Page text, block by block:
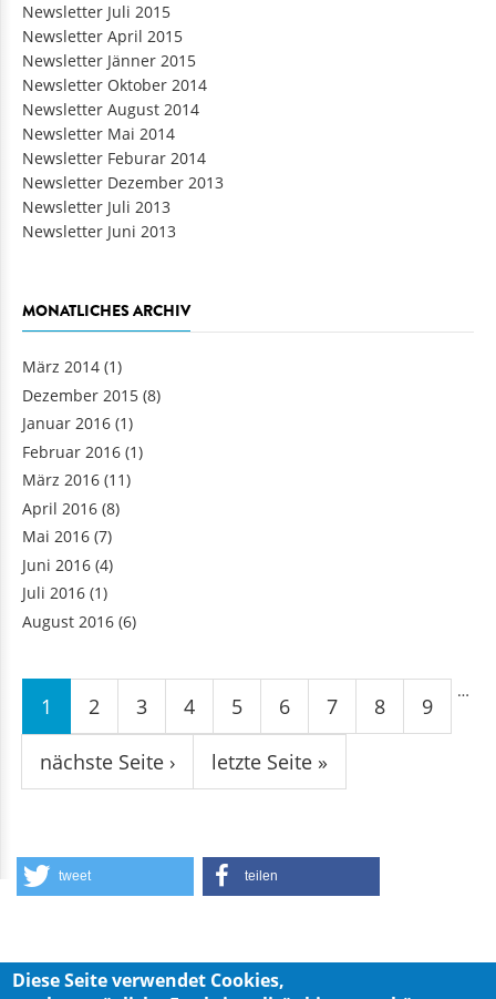
Newsletter Juli 2015
Newsletter April 2015
Newsletter Jänner 2015
Newsletter Oktober 2014
Newsletter August 2014
Newsletter Mai 2014
Newsletter Feburar 2014
Newsletter Dezember 2013
Newsletter Juli 2013
Newsletter Juni 2013
MONATLICHES ARCHIV
März 2014 (1)
Dezember 2015 (8)
Januar 2016 (1)
Februar 2016 (1)
März 2016 (11)
April 2016 (8)
Mai 2016 (7)
Juni 2016 (4)
Juli 2016 (1)
August 2016 (6)
Seiten
1 2 3 4 5 6 7 8 9
…
nächste Seite › letzte Seite »
tweet teilen
Diese Seite verwendet Cookies,